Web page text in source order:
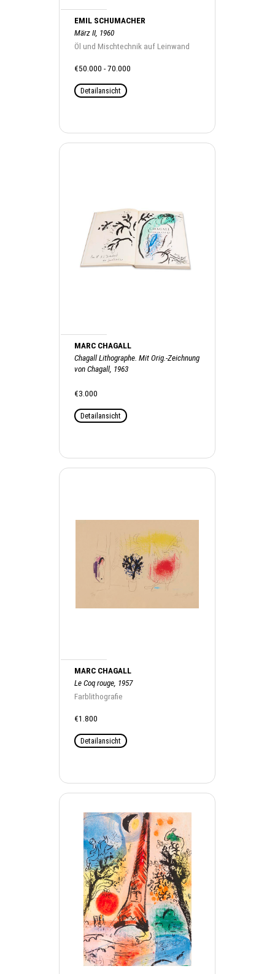
EMIL SCHUMACHER
März II, 1960
Öl und Mischtechnik auf Leinwand
€50.000 - 70.000
Detailansicht
MARC CHAGALL
Chagall Lithographe. Mit Orig.-Zeichnung
von Chagall, 1963
€3.000
Detailansicht
MARC CHAGALL
Le Coq rouge, 1957
Farblithografie
€1.800
Detailansicht